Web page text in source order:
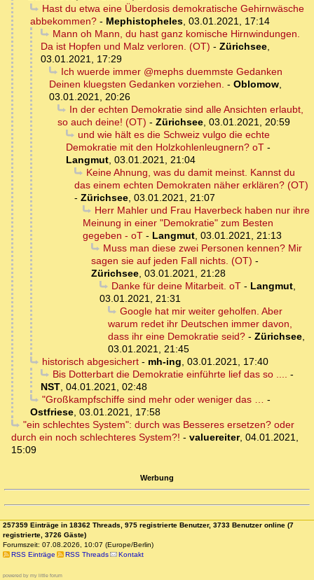
Hast du etwa eine Überdosis demokratische Gehirnwäsche
abbekommen? - Mephistopheles, 03.01.2021, 17:14
Mann oh Mann, du hast ganz komische Hirnwindungen.
Da ist Hopfen und Malz verloren. (OT) - Zürichsee,
03.01.2021, 17:29
Ich wuerde immer @mephs duemmste Gedanken
Deinen kluegsten Gedanken vorziehen. - Oblomow,
03.01.2021, 20:26
In der echten Demokratie sind alle Ansichten erlaubt,
so auch deine! (OT) - Zürichsee, 03.01.2021, 20:59
und wie hält es die Schweiz vulgo die echte
Demokratie mit den Holzkohlenleugnern? oT -
Langmut, 03.01.2021, 21:04
Keine Ahnung, was du damit meinst. Kannst du
das einem echten Demokraten näher erklären? (OT)
- Zürichsee, 03.01.2021, 21:07
Herr Mahler und Frau Haverbeck haben nur ihre
Meinung in einer "Demokratie" zum Besten
gegeben - oT - Langmut, 03.01.2021, 21:13
Muss man diese zwei Personen kennen? Mir
sagen sie auf jeden Fall nichts. (OT) -
Zürichsee, 03.01.2021, 21:28
Danke für deine Mitarbeit. oT- Langmut,
03.01.2021, 21:31
Google hat mir weiter geholfen. Aber
warum redet ihr Deutschen immer davon,
dass ihr eine Demokratie seid? - Zürichsee,
03.01.2021, 21:45
historisch abgesichert- mh-ing, 03.01.2021, 17:40
Bis Dotterbart die Demokratie einführte lief das so .... -
NST, 04.01.2021, 02:48
"Großkampfschiffe sind mehr oder weniger das … -
Ostfriese, 03.01.2021, 17:58
"ein schlechtes System": durch was Besseres ersetzen? oder
durch ein noch schlechteres System?! - valuereiter, 04.01.2021,
15:09
Werbung
257359 Einträge in 18362 Threads, 975 registrierte Benutzer, 3733 Benutzer online (7
registrierte, 3726 Gäste)
Forumszeit: 07.08.2026, 10:07 (Europe/Berlin)
RSS Einträge
RSS Threads Kontakt
powered by my little forum